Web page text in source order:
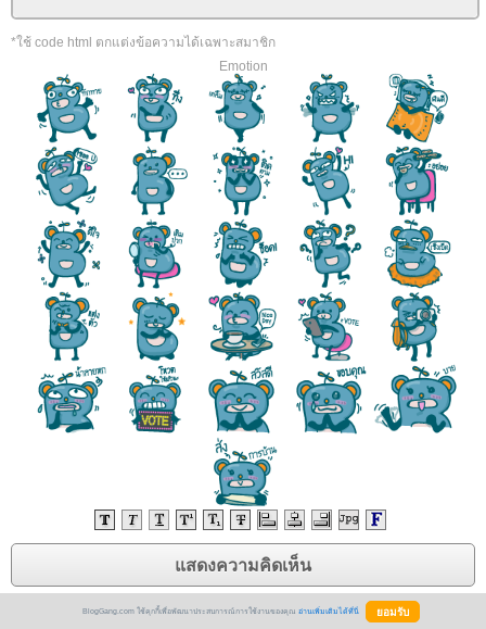
*ใช้ code html ตกแต่งข้อความได้เฉพาะสมาชิก
Emotion
BlogGang.com ใช้คุกกี้เพื่อพัฒนาประสบการณ์การใช้งานของคุณ อ่านเพิ่มเติมได้ที่นี่